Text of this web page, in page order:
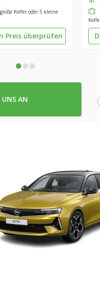
Koffer oder 5 kleine
Preis überprüfen
•••
UNS AN